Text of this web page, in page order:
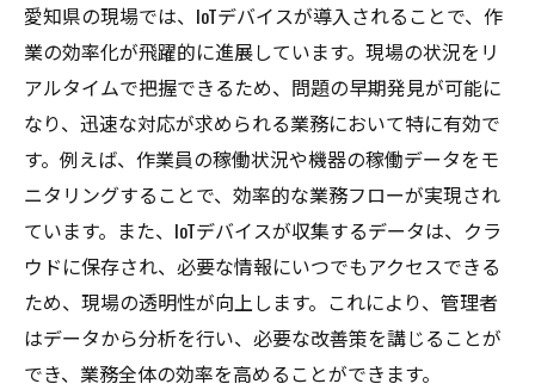
愛知県の現場では、IoTデバイスが導入されることで、作
業の効率化が飛躍的に進展しています。現場の状況をリ
アルタイムで把握できるため、問題の早期発見が可能に
なり、迅速な対応が求められる業務において特に有効で
す。例えば、作業員の稼働状況や機器の稼働データをモ
ニタリングすることで、効率的な業務フローが実現され
ています。また、IoTデバイスが収集するデータは、クラ
ウドに保存され、必要な情報にいつでもアクセスできる
ため、現場の透明性が向上します。これにより、管理者
はデータから分析を行い、必要な改善策を講じることが
でき、業務全体の効率を高めることができます。